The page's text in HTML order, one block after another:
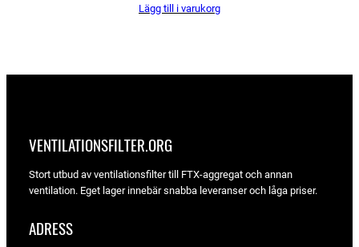
priset priset
Lägg till i varukorg
VENTILATIONSFILTER­.ORG
Stort utbud av ventilationsfilter till FTX-aggregat och annan
ventilation. Eget lager innebär snabba leveranser och låga priser.
ADRESS